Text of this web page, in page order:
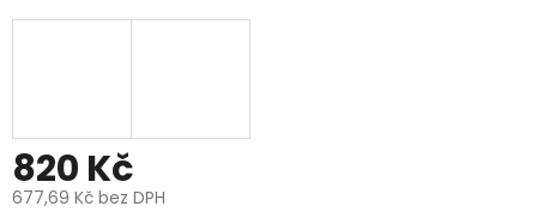
820 Kč
677,69 Kč bez DPH